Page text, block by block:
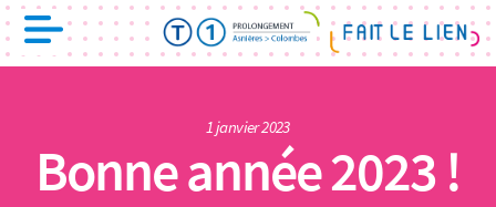
1 janvier 2023
Bonne année 2023 !